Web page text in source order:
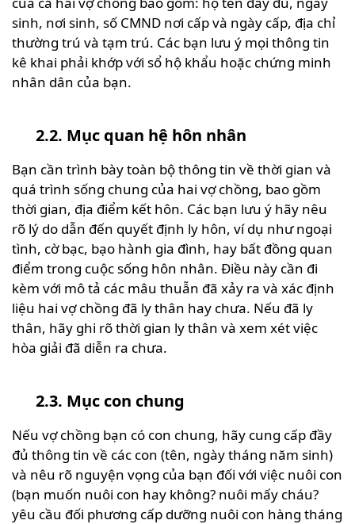
sinh, nơi sinh, số CMND nơi cấp và ngày cấp, địa chỉ
thường trú và tạm trú. Các bạn lưu ý mọi thông tin
kê khai phải khớp với sổ hộ khẩu hoặc chứng minh
nhân dân của bạn.
2.2. Mục quan hệ hôn nhân
Bạn cần trình bày toàn bộ thông tin về thời gian và
quá trình sống chung của hai vợ chồng, bao gồm
thời gian, địa điểm kết hôn. Các bạn lưu ý hãy nêu
rõ lý do dẫn đến quyết định ly hôn, ví dụ như ngoại
tình, cờ bạc, bạo hành gia đình, hay bất đồng quan
điểm trong cuộc sống hôn nhân. Điều này cần đi
kèm với mô tả các mâu thuẫn đã xảy ra và xác định
liệu hai vợ chồng đã ly thân hay chưa. Nếu đã ly
thân, hãy ghi rõ thời gian ly thân và xem xét việc
hòa giải đã diễn ra chưa.
2.3. Mục con chung
Nếu vợ chồng bạn có con chung, hãy cung cấp đầy
đủ thông tin về các con (tên, ngày tháng năm sinh)
và nêu rõ nguyện vọng của bạn đối với việc nuôi con
(bạn muốn nuôi con hay không? nuôi mấy cháu?
yêu cầu đối phương cấp dưỡng nuôi con hàng tháng